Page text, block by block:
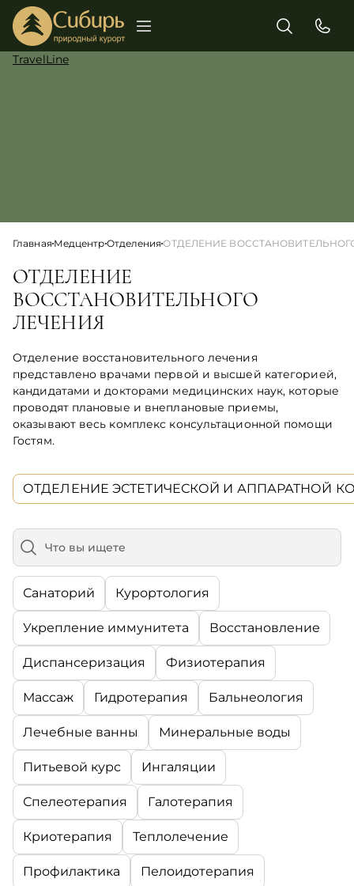
TravelLine
ГлавнаяМедцентрОтделенияОТДЕЛЕНИЕ
ОТДЕЛЕНИЕ
ВОССТАНОВИТЕЛЬНОГО
ЛЕЧЕНИЯ
Отделение восстановительного лечения
представлено врачами первой и высшей категорией,
кандидатами и докторами медицинских наук, которые
проводят плановые и внеплановые приемы,
оказывают весь комплекс консультационной помощи
Гостям.
ОТДЕЛЕНИЕ ЭСТЕТИЧЕСКОЙ И АППАРАТНОЙ
Санаторий Курортология
Укрепление иммунитета Восстановление
Диспансеризация Физиотерапия
Массаж Гидротерапия Бальнеология
Лечебные ванны Минеральные воды
Питьевой курс Ингаляции
Спелеотерапия Галотерапия
Криотерапия Теплолечение
Профилактика Пелоидотерапия